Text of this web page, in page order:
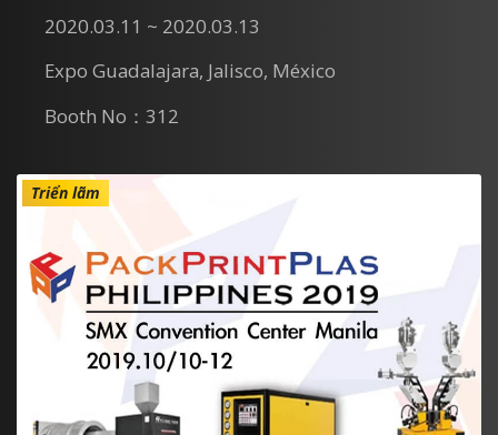
2020.03.11 ~ 2020.03.13
Expo Guadalajara, Jalisco, México
Booth No：312
Triển lãm